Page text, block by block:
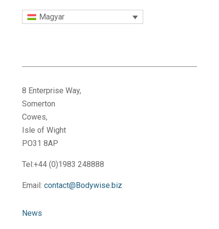
Magyar
8 Enterprise Way,
Somerton
Cowes,
Isle of Wight
PO31 8AP
Tel:+44 (0)1983 248888
Email: contact@Bodywise.biz
News